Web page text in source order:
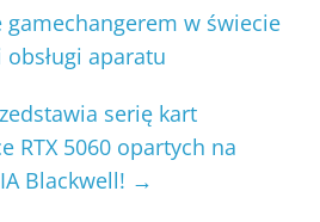
gamechangerem w świecie
aparatu
serię kart
RTX 5060 opartych na
Blackwell! →